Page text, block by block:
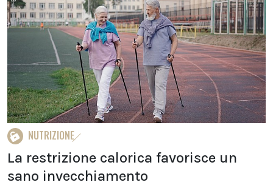
NUTRIZIONE
La restrizione calorica favorisce un
sano invecchiamento